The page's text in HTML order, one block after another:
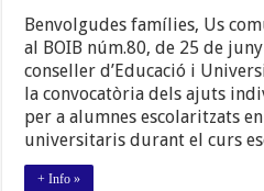
BEQUES
MENJADOR
CURS
26-
27
Benvolgudes famílies, Us
al BOIB núm.80, de 25 de
conseller d’Educació i
la convocatòria dels ajuts
per a alumnes escolaritzats
universitaris durant el curs
+ Info »